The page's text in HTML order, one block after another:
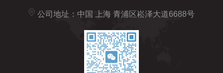
公司地址：中国 上海 青浦区崧泽大道6688号